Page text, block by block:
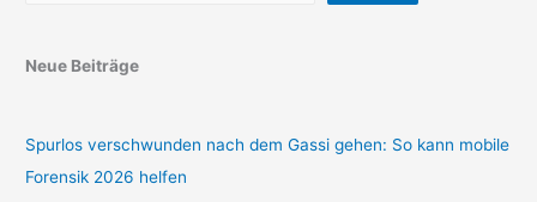
Neue Beiträge
Spurlos verschwunden nach dem Gassi gehen: So kann mobile
Forensik 2026 helfen